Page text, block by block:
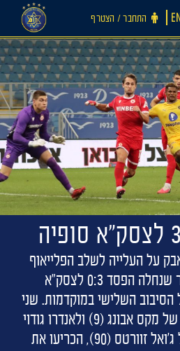
התחבר ‪/‬ הצטרף
על העלייה לשלב הפלייאוף
של הליגה האירופית, לאחר שנחלה הפסד 0:3 לצסק"א
השלישי במוקדמות. שני
שערים במחצית הראשונה של מקס אבונג (9) ולאנדרו גודוי
(29), לצד שער מאוחר של ג'ואל זוורטס (90), הכריעו את